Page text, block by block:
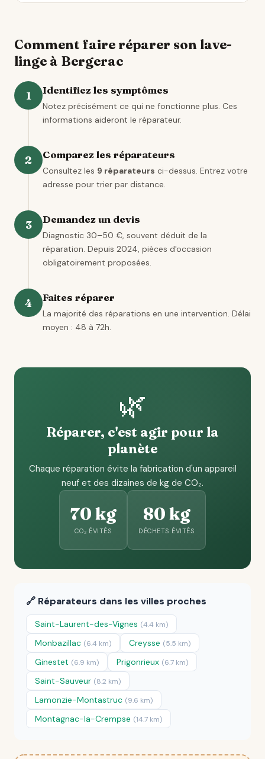
Comment faire réparer son lave-
linge à Bergerac
1 Identifiez les symptômes
Notez précisément ce qui ne fonctionne plus. Ces
informations aideront le réparateur.
2 Comparez les réparateurs
Consultez les 9 réparateurs ci-dessus. Entrez votre
adresse pour trier par distance.
3 Demandez un devis
Diagnostic 30–50 €, souvent déduit de la
réparation. Depuis 2024, pièces d'occasion
obligatoirement proposées.
4 Faites réparer
La majorité des réparations en une intervention. Délai
moyen : 48 à 72h.
🌿
Réparer, c'est agir pour la
planète
Chaque réparation évite la fabrication d'un appareil
neuf et des dizaines de kg de CO₂.
70 kg
CO₂ ÉVITÉS
80 kg
DÉCHETS ÉVITÉS
🔗 Réparateurs dans les villes proches
Saint-Laurent-des-Vignes (4.4 km)
Monbazillac (6.4 km) Creysse (5.5 km)
Ginestet (6.9 km) Prigonrieux (6.7 km)
Saint-Sauveur (8.2 km)
Lamonzie-Montastruc (9.6 km)
Montagnac-la-Crempse (14.7 km)